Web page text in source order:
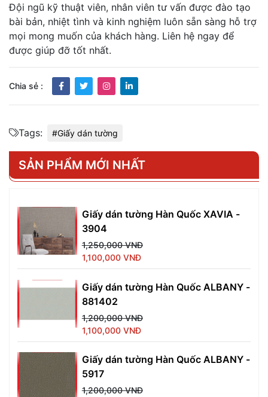
Đội ngũ kỹ thuật viên, nhân viên tư vấn được đào tạo
bài bản, nhiệt tình và kinh nghiệm luôn sẵn sàng hỗ trợ
mọi mong muốn của khách hàng. Liên hệ ngay để
được giúp đỡ tốt nhất.
Chia sẻ :
Tags: #Giấy dán tường
SẢN PHẨM MỚI NHẤT
Giấy dán tường Hàn Quốc XAVIA -
3904
1,250,000 VNĐ
1,100,000 VNĐ
Giấy dán tường Hàn Quốc ALBANY -
881402
1,200,000 VNĐ
1,100,000 VNĐ
Giấy dán tường Hàn Quốc ALBANY -
5917
1,200,000 VNĐ